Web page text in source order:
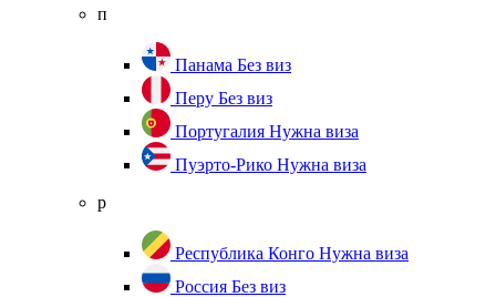
п
Панама Без виз
Перу Без виз
Португалия Нужна виза
Пуэрто-Рико Нужна виза
р
Республика Конго Нужна виза
Россия Без виз